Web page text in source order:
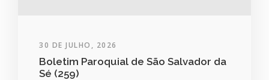
30 DE JULHO, 2026
Boletim Paroquial de São Salvador da
Sé (259)